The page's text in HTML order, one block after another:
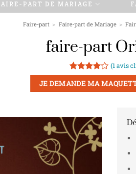
PART DE MARIAGE
Faire-part > Faire-part de Mariage >
faire-part
Noté4
sur 5
basé sur
1
(1avis
JE DEMANDE MA